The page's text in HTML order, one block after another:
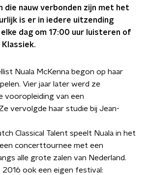
die nauw verbonden zijn met het
is er in iedere uitzending
elke dag om 17:00 uur luisteren of
Klassiek.
Nuala McKenna begon op haar
Vier jaar later werd ze
vooropleiding van een
vervolgde haar studie bij Jean-
Classical Talent speelt Nuala in het
concerttournee met een
alle grote zalen van Nederland.
2016 ook een eigen festival: